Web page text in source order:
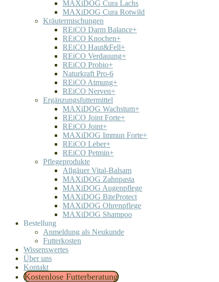
MAXiDOG Cura Lachs
MAXiDOG Cura Rotwild
Kräutermischungen
REiCO Darm Balance+
REiCO Knochen+
REiCO Haut&Fell+
REiCO Verdauung+
REiCO Probio+
Naturkraft Pro-6
REiCO Atmung+
REiCO Nerven+
Ergänzungsfuttermittel
MAXiDOG Wachstum+
REiCO Joint Forte+
REiCO Joint+
MAXiDOG Immun Forte+
REiCO Leber+
REiCO Petmin+
Pflegeprodukte
Allgäuer Vital-Balsam
MAXiDOG Zahnpasta
MAXiDOG Augenpflege
MAXiDOG BiteProtect
MAXiDOG Ohrenpflege
MAXiDOG Shampoo
Bestellung
Anmeldung als Neukunde
Futterkosten
Wissenswertes
Über uns
Kontakt
Kostenlose Futterberatung